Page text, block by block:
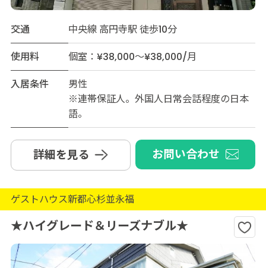
交通
中央線 高円寺駅 徒歩10分
使用料
個室：¥38,000～¥38,000/月
入居条件
男性
※連帯保証人。外国人日常会話程度の日本
語。
詳細を見る お問い合わせ
ゲストハウス新都心杉並永福
★ハイグレード＆リーズナブル★